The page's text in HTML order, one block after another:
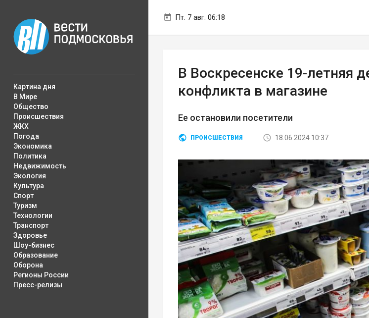
Пт. 7 авг. 06:18
Картина дня
В Мире
Общество
Происшествия
ЖКХ
Погода
Экономика
Политика
Недвижимость
Экология
Культура
Спорт
Туризм
Технологии
Транспорт
Здоровье
Шоу-бизнес
Образование
Оборона
Регионы России
Пресс-релизы
В Воскресенске 19-летняя
конфликта в магазине
Ее остановили посетители
ПРОИСШЕСТВИЯ 18.06.2024 10:37